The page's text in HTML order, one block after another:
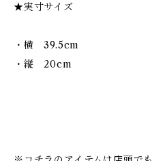
★実寸サイズ
・横 39.5cm
・縦 20cm